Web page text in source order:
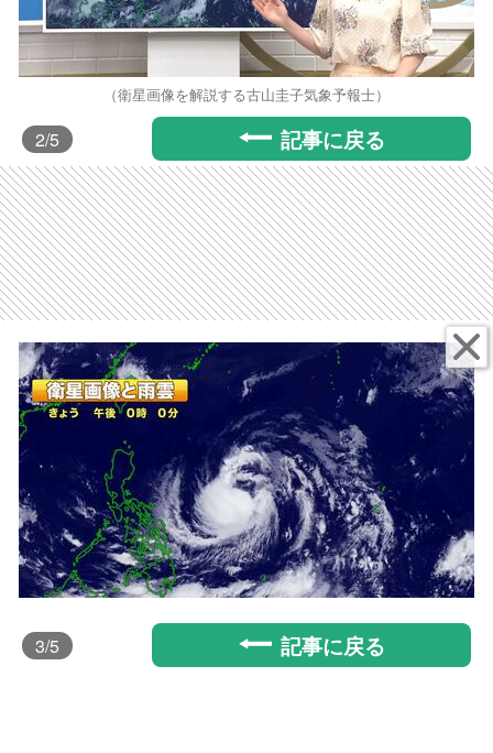
（衛星画像を解説する古山圭子気象予報士）
2/5 記事に戻る
3/5 記事に戻る